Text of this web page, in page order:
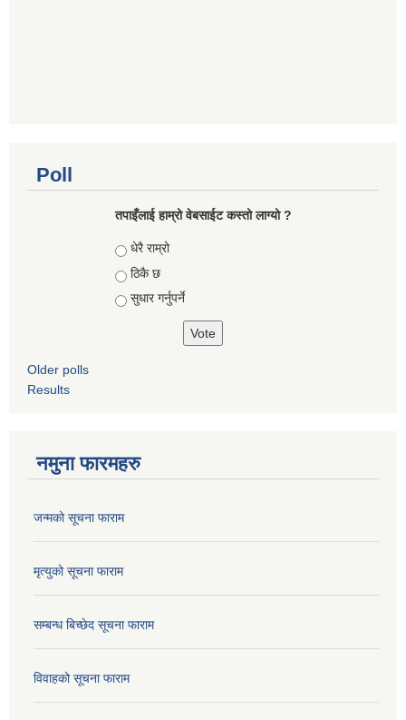
Poll
तपाइँलाई हाम्रो वेबसाईट कस्तो लाग्यो ?
Choices
धेरै राम्रो
ठिकै छ
सुधार गर्नुपर्ने
Older polls
Results
नमुना फारमहरु
जन्मको सूचना फाराम
मृत्युको सूचना फाराम
सम्बन्ध बिच्छेद सूचना फाराम
विवाहको सूचना फाराम